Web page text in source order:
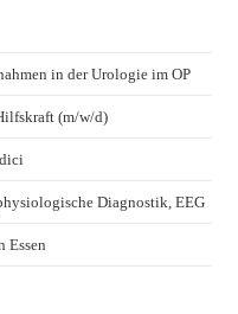
in der Urologie im OP
(m/w/d)
Diagnostik, EEG
Essen